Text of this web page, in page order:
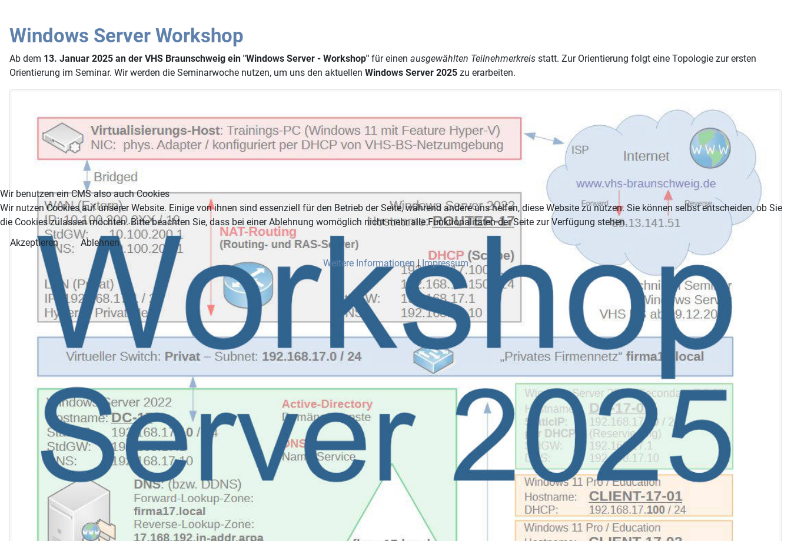
Windows Server Workshop
Ab dem 13. Januar 2025 an der VHS Braunschweig ein "Windows Server - Workshop" für einen ausgewählten Teilnehmerkreis statt. Zur Orientierung folgt eine Topologie zur ersten
Orientierung im Seminar. Wir werden die Seminarwoche nutzen, um uns den aktuellen Windows Server 2025 zu erarbeiten.
Wir benutzen ein CMS also auch Cookies
Wir nutzen Cookies auf unserer Website. Einige von ihnen sind essenziell für den Betrieb der Seite, während andere uns helfen, diese Website zu nutzen. Sie können selbst entscheiden, ob Sie
die Cookies zulassen möchten. Bitte beachten Sie, dass bei einer Ablehnung womöglich nicht mehr alle Funktionalitäten der Seite zur Verfügung stehen.
Akzeptieren
Ablehnen
Weitere Informationen|Impressum